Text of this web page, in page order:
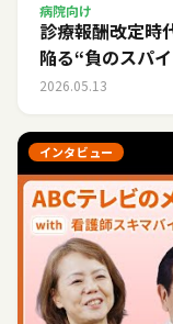
病院向け
診療報酬改定時
陥る“負のスパ
2026.05.13
インタビュー